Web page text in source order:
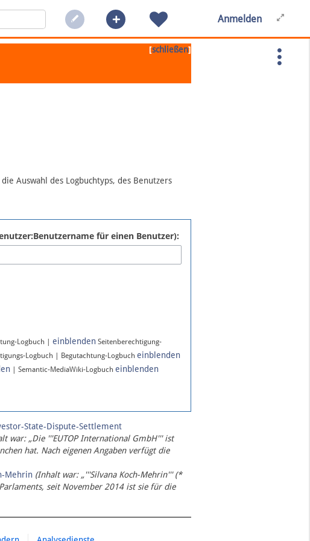
Anmelden
[schließen]
Auswahl des Logbuchtyps, des Benutzers
für einen Benutzer):
Logbuch | einblenden Seitenberechtigung-
Logbuch | Begutachtung-Logbuch einblenden
| Semantic-MediaWiki-Logbuch einblenden
State-Dispute-Settlement
war: „Die '''EUTOP International GmbH''' ist
hat. Nach eigenen Angaben verfügt die
Mehrin (Inhalt war: „'''Silvana Koch-Mehrin''' (*
seit November 2014 ist sie für die